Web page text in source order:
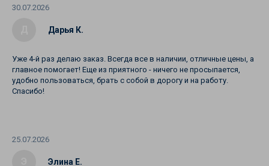
Дарья К.
30.07.2026
Уже 4-й раз делаю заказ. Всегда все в наличии, отличные цены, а
главное помогает! Еще из приятного - ничего не просыпается,
удобно пользоваться, брать с собой в дорогу и на работу.
Спасибо!
Элина Е.
25.07.2026